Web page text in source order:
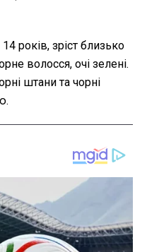
років, зріст близько
волосся, очі зелені.
штани та чорні